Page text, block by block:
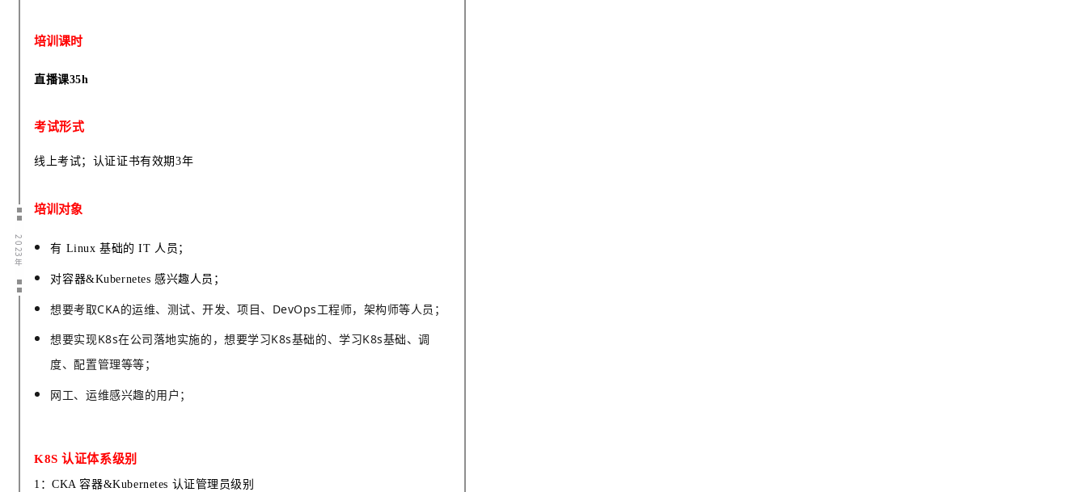
2 0 23 年
培训课时
直播课35h
考试形式
线上考试；认证证书有效期3年
培训对象
有 Linux 基础的 IT 人员；
对容器&Kubernetes 感兴趣人员；
想要考取CKA的运维、测试、开发、项目、DevOps工程师，架构师等人员；
想要实现K8s在公司落地实施的，想要学习K8s基础的、学习K8s基础、调
度、配置管理等等；
网工、运维感兴趣的用户；
K8S 认证体系级别
1：CKA 容器&Kubernetes 认证管理员级别